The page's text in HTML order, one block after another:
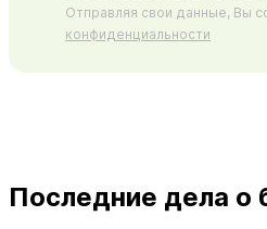
Отправляя свои данные, Вы
конфиденциальности
Последние дела о